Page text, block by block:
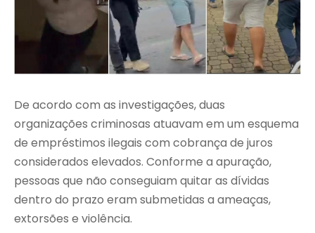
De acordo com as investigações, duas
organizações criminosas atuavam em um esquema
de empréstimos ilegais com cobrança de juros
considerados elevados. Conforme a apuração,
pessoas que não conseguiam quitar as dívidas
dentro do prazo eram submetidas a ameaças,
extorsões e violência.